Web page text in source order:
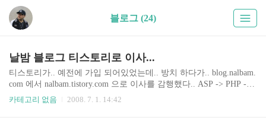
블로그 (24)
날밤 블로그 티스토리로 이사...
티스토리가.. 예전에 가입 되어있었는데.. 방치 하다가.. blog.nalbam.
com 에서 nalbam.tistory.com 으로 이사를 감행했다.. ASP -> PHP -> J
ava -> PHP -> 테터툴즈 -> 티스토리.. 복잡하구나... 바로전에는 테
카테고리 없음 2008. 7. 1. 14:42